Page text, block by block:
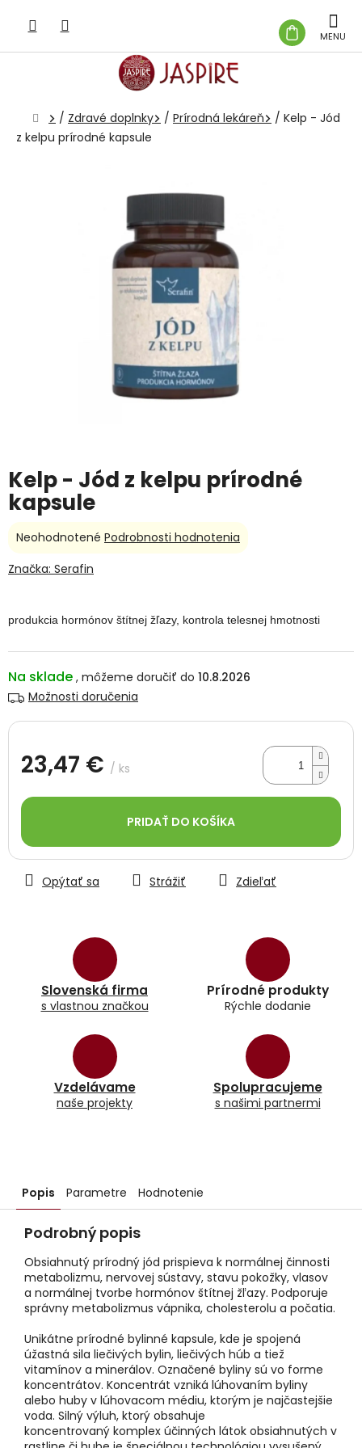
obsah
KOŠÍK
Domov
/ Zdravé doplnky / Prírodná lekáreň / Kelp - Jód
z kelpu prírodné kapsule
Kelp - Jód z kelpu prírodné
kapsule
Na sklade
10.8.2026
Možnosti doručenia
23,47 € / ks
cena:
PRIDAŤ DO KOŠÍKA
Slovenská firma
s vlastnou značkou
Prírodné produkty
Rýchle dodanie
Vzdelávame
naše projekty
Spolupracujeme
s našimi partnermi
produkcia hormónov štítnej žľazy, kontrola telesnej hmotnosti
Opýtať sa Strážiť Zdieľať
Priemerné
produktu
5
Neohodnotené Podrobnosti hodnotenia
Značka: Serafin
Popis Parametre Hodnotenie
Podrobný popis
Obsiahnutý prírodný jód prispieva k normálnej činnosti
metabolizmu, nervovej sústavy, stavu pokožky, vlasov
a normálnej tvorbe hormónov štítnej žľazy. Podporuje
správny metabolizmus vápnika, cholesterolu a počatia.
Unikátne prírodné bylinné kapsule, kde je spojená
úžastná sila liečivých bylin, liečivých húb a tiež
vitamínov a minerálov. Označené byliny sú vo forme
koncentrátov. Koncentrát vzniká lúhovaním byliny
alebo huby v lúhovacom médiu, ktorým je najčastejšie
voda. Silný výluh, ktorý obsahuje
koncentrovaný komplex účinných látok obsiahnutých v